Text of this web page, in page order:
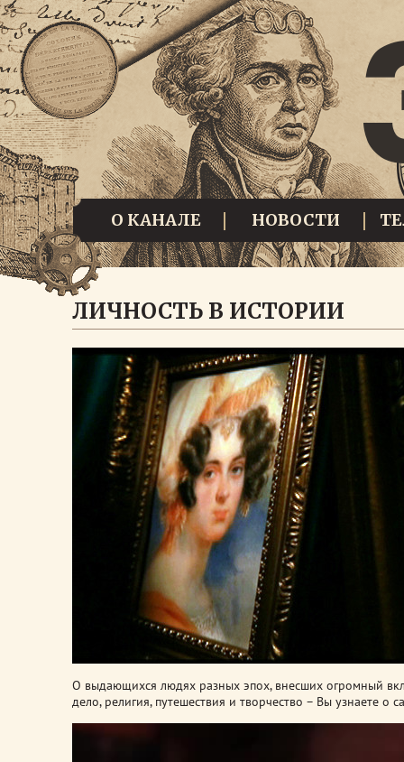
О КАНАЛЕ НОВОСТИ
ЛИЧНОСТЬ В ИСТОРИИ
О выдающихся людях разных эпох, внесших огромный
дело, религия, путешествия и творчество – Вы узнаете о
Видеоплеер